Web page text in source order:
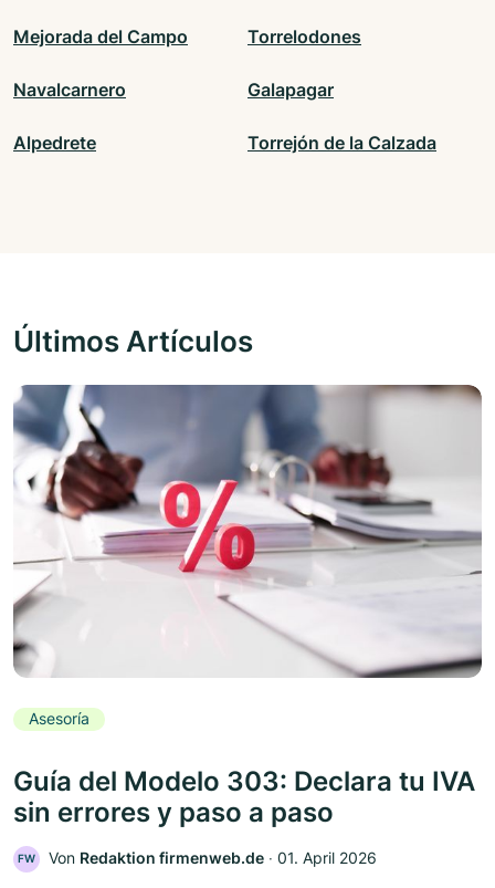
Mejorada del Campo Torrelodones
Navalcarnero Galapagar
Alpedrete Torrejón de la Calzada
Últimos Artículos
Asesoría
Guía del Modelo 303: Declara tu IVA
sin errores y paso a paso
FW Von Redaktion firmenweb.de ‧ 01. April 2026